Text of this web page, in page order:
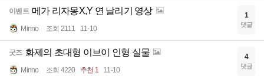
이벤트 메가 리자몽X,Y 연 날리기 영상
Minno 조회 2111 11-10
1
댓글
굿즈 화제의 초대형 이브이 인형 실물
Minno 조회 4220 추천 1 11-10
4
댓글